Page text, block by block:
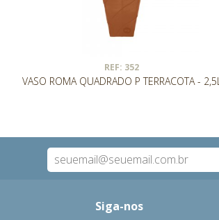
REF: 352
VASO ROMA QUADRADO P TERRACOTA - 2,5L
Siga-nos